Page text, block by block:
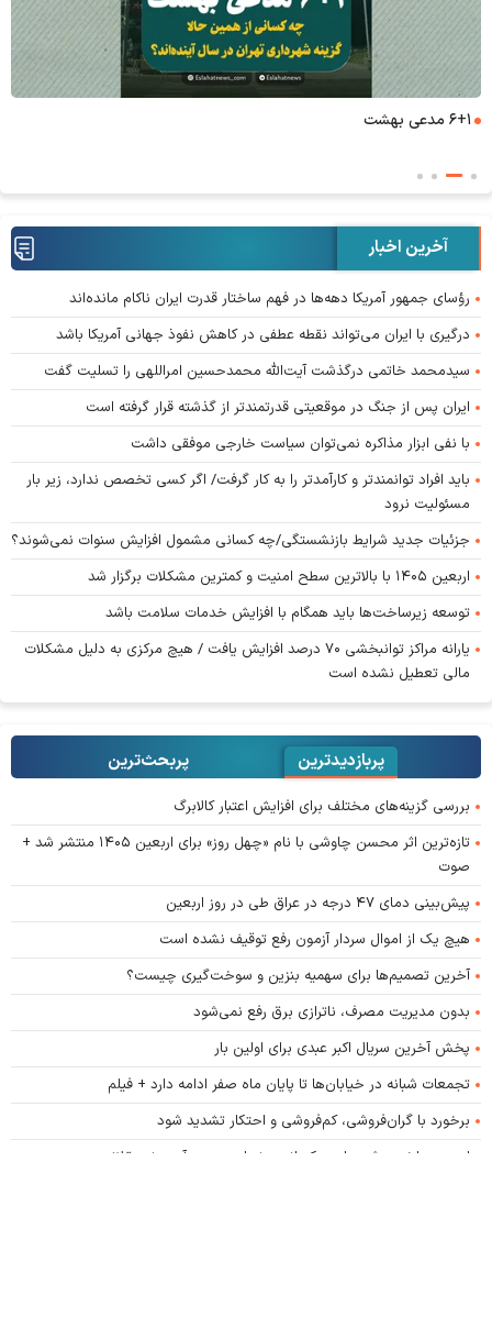
۶+۱ مدعی بهشت
آخرین اخبار
رؤسای جمهور آمریکا دهه‌ها در فهم ساختار قدرت ایران ناکام مانده‌اند
درگیری با ایران می‌تواند نقطه عطفی در کاهش نفوذ جهانی آمریکا باشد
سیدمحمد خاتمی درگذشت آیت‌الله محمدحسین امراللهی را تسلیت گفت
ایران پس از جنگ در موقعیتی قدرتمندتر از گذشته قرار گرفته است
با نفی ابزار مذاکره نمی‌توان سیاست خارجی موفقی داشت
باید افراد توانمندتر و کارآمدتر را به کار گرفت/ اگر کسی تخصص ندارد، زیر بار
مسئولیت نرود
جزئیات جدید شرایط بازنشستگی/چه کسانی مشمول افزایش سنوات نمی‌شوند؟
اربعین ۱۴۰۵ با بالاترین سطح امنیت و کمترین مشکلات برگزار شد
توسعه زیرساخت‌ها باید همگام با افزایش خدمات سلامت باشد
یارانه مراکز توانبخشی ۷۰ درصد افزایش یافت / هیچ مرکزی به دلیل مشکلات
مالی تعطیل نشده است
پربازدیدترین پربحث‌ترین‌
بررسی گزینه‌های مختلف برای افزایش اعتبار کالابرگ
تازه‌ترین اثر محسن چاوشی با نام «چهل روز» برای اربعین ۱۴۰۵ منتشر شد +
صوت
پیش‌بینی دمای ۴۷ درجه در عراق طی در روز اربعین
هیچ یک از اموال سردار آزمون رفع توقیف نشده است
آخرین تصمیم‌ها برای سهمیه بنزین و سوخت‌گیری چیست؟
بدون مدیریت مصرف، ناترازی برق رفع نمی‌شود
پخش آخرین سریال اکبر عبدی برای اولین بار
تجمعات شبانه در خیابان‌ها تا پایان ماه صفر ادامه دارد + فیلم
برخورد با گران‌فروشی، کم‌فروشی و احتکار تشدید شود
ایده‌ی ساخت «شهرهای حکمرانی»، نه امنیت می‌آورد، نه عقلانیت